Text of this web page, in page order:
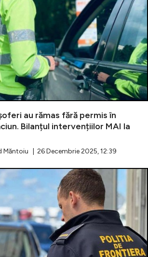
au rămas fără permis în
Bilanțul intervențiilor MAI la
Măntoiu | 26 Decembrie 2025, 12:39